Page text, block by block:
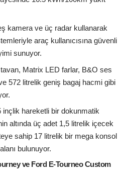
kamera ve üç radar kullanarak
araç kullanıcısına güvenli
sunuyor.
Matrix LED farlar, B&O ses
572 litrelik geniş bagaj hacmi gibi
inçlik hareketli bir dokunmatik
altında üç adet 1,5 litrelik içecek
sahip 17 litrelik bir mega konsol
bulunuyor.
ve Ford E-Tourneo Custom